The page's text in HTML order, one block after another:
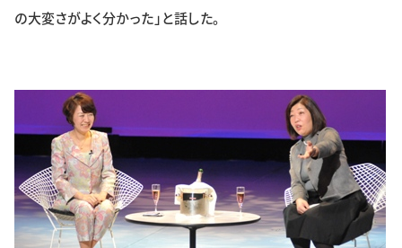
の大変さがよく分かった」と話した。